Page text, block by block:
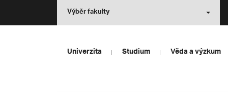
Výběr fakulty
Univerzita Studium Věda a výzkum